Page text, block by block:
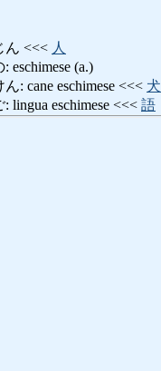
ん <<< 人
(a.)
: cane eschimese <<< 犬
eschimese <<< 語